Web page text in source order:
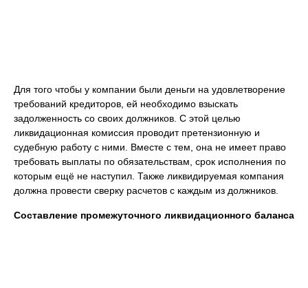
Для того чтобы у компании были деньги на удовлетворение
требований кредиторов, ей необходимо взыскать
задолженность со своих должников. С этой целью
ликвидационная комиссия проводит претензионную и
судебную работу с ними. Вместе с тем, она не имеет право
требовать выплаты по обязательствам, срок исполнения по
которым ещё не наступил. Также ликвидируемая компания
должна провести сверку расчетов с каждым из должников.
Составление промежуточного ликвидационного баланса